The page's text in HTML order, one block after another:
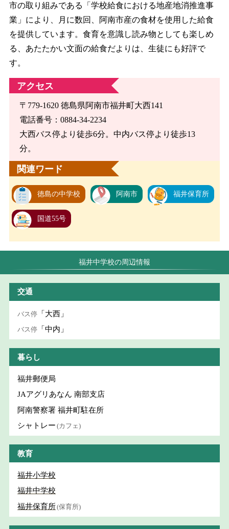
市の取り組みである「学校給食における地産地消推進事
業」により、月に数回、阿南市産の食材を使用した給食
を提供しています。食育を意識し読み物としても楽しめ
る、あたたかい文面の給食だよりは、生徒にも好評で
す。
アクセス
〒779-1620 徳島県阿南市福井町大西141
電話番号：0884-34-2234
大西バス停より徒歩6分。中内バス停より徒歩13
分。
関連ワード
徳島の中学校 阿南市 福井保育所
国道55号
福井中学校の周辺情報
交通
バス停 「大西」
バス停 「中内」
暮らし
福井郵便局
JAアグリあなん 南部支店
阿南警察署 福井町駐在所
シャトレー (カフェ)
教育
福井小学校
福井中学校
福井保育所(保育所)